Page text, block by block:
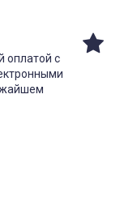
оплатой с